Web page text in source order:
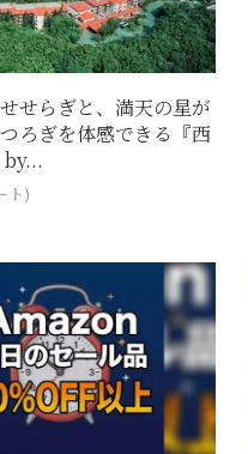
せらぎと、満天の星が
ろぎを体感できる『西
ト)